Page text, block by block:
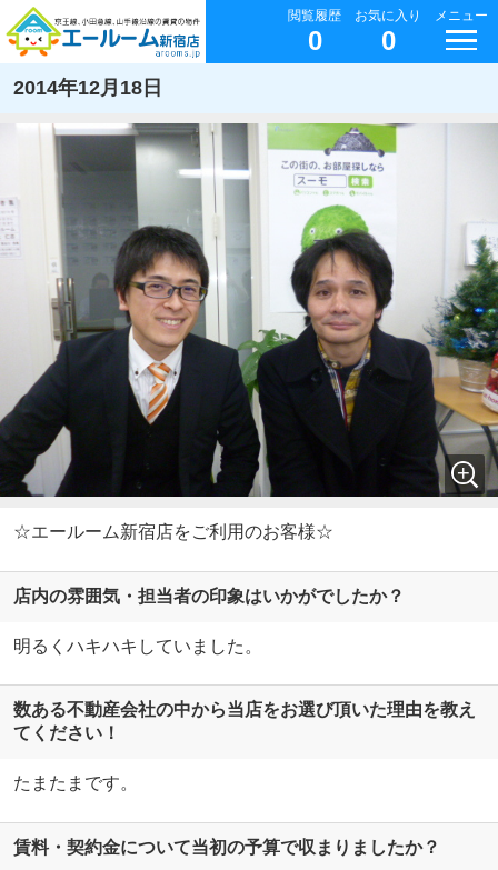
閲覧履歴
0
お気に入り
0
メニュー
2014年12月18日
☆エールーム新宿店をご利用のお客様☆
店内の雰囲気・担当者の印象はいかがでしたか？
明るくハキハキしていました。
数ある不動産会社の中から当店をお選び頂いた理由を教え
てください！
たまたまです。
賃料・契約金について当初の予算で収まりましたか？